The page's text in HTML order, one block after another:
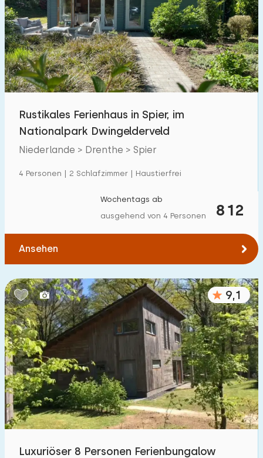
1 3 5
Entfernungen
Von Spier(max. km):
1 5 10 20 30
Zum Meer(max. km):
1 2 5 10 20
Zum Wasser(max. km):
1 2 5 10 20
Zu öffentlichen Verkehrsmitteln(max. km):
0,2 0,5 5
Unterkunft
Nicht im Ferienpark 3
Rustikales Ferienhaus in Spier, im
Nationalpark Dwingelderveld
Niederlande > Drenthe > Spier
4 Personen | 2 Schlafzimmer | Haustierfrei
812
Wochentags ab
ausgehend von 4 Personen
Ansehen
9,1
Luxuriöser 8 Personen Ferienbungalow